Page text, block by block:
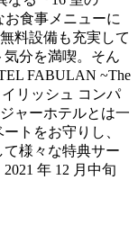
食事メニューに
料設備も充実して
分を満喫。そん
FABULAN ~The
イリッシュ コンパ
ャーホテルとは一
トをお守りし、
様々な特典サー
年 12 月中旬